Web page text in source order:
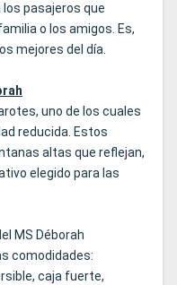
pasajeros que
o los amigos. Es,
mejores del día.
uno de los cuales
reducida. Estos
altas que reflejan,
elegido para las
MS Déborah
comodidades:
caja fuerte,